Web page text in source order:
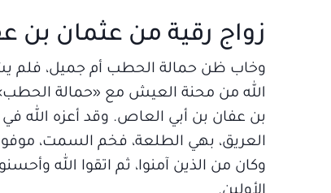
زواج رقية من عثمان بن
وخاب ظن حمالة الحطب أم جميل، فلم
الله من محنة العيش مع «حمالة
بن عفان بن أبي العاص. وقد أعزه الله
العريق، بهي الطلعة، فخم السمت،
وكان من الذين آمنوا، ثم اتقوا الله